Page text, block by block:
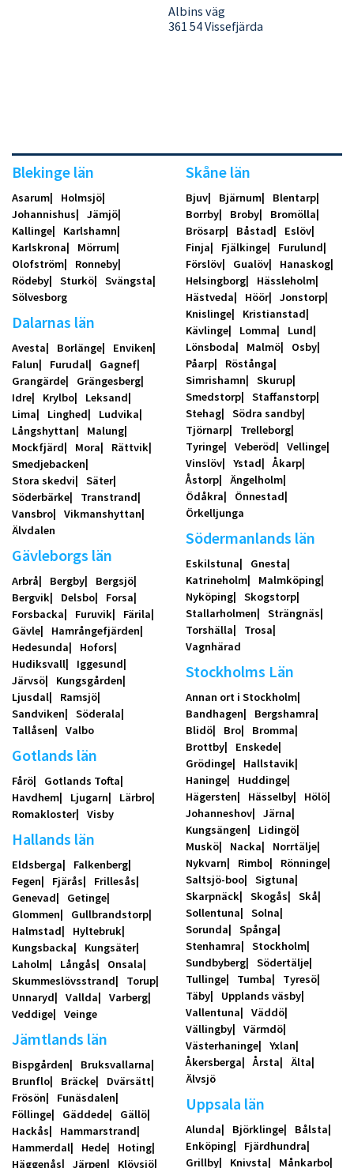
Albins väg
361 54 Vissefjärda
Blekinge län
Asarum
Holmsjö
Johannishus
Jämjö
Kallinge
Karlshamn
Karlskrona
Mörrum
Olofström
Ronneby
Rödeby
Sturkö
Svängsta
Sölvesborg
Dalarnas län
Avesta Borlänge
Enviken
Falun
Furudal
Gagnef
Grangärde
Grängesberg
Idre
Krylbo
Leksand
Lima
Linghed
Ludvika
Långshyttan
Malung
Mockfjärd
Mora
Rättvik
Smedjebacken
Stora skedvi
Säter
Söderbärke
Transtrand
Vansbro
Vikmanshyttan
Älvdalen
Gävleborgs län
Arbrå Bergby
Bergsjö
Bergvik
Delsbo
Forsa
Forsbacka
Furuvik
Färila
Gävle
Hamrångefjärden
Hedesunda
Hofors
Hudiksvall
Iggesund
Järvsö
Kungsgården
Ljusdal
Ramsjö
Sandviken
Söderala
Tallåsen
Valbo
Gotlands län
Fårö
Gotlands Tofta
Havdhem
Ljugarn
Lärbro
Romakloster
Visby
Hallands län
Eldsberga
Falkenberg
Fegen
Fjärås
Frillesås
Genevad
Getinge
Glommen
Gullbrandstorp
Halmstad
Hyltebruk
Kungsbacka
Kungsäter
Laholm
Långås
Onsala
Skummeslövsstrand
Torup
Unnaryd
Vallda
Varberg
Veddige
Veinge
Jämtlands län
Bispgården
Bruksvallarna
Brunflo
Bräcke
Dvärsätt
Frösön
Funäsdalen
Föllinge
Gäddede
Gällö
Hackås
Hammarstrand
Hammerdal
Hede
Hoting
Häggenås
Järpen Klövsjö
Skåne län
Bjuv Bjärnum
Blentarp
Borrby
Broby
Bromölla
Brösarp
Båstad
Eslöv
Finja
Fjälkinge
Furulund
Förslöv
Gualöv
Hanaskog
Helsingborg
Hässleholm
Hästveda
Höör
Jonstorp
Knislinge
Kristianstad
Kävlinge
Lomma
Lund
Lönsboda
Malmö
Osby
Påarp
Röstånga
Simrishamn
Skurup
Smedstorp
Staffanstorp
Stehag
Södra sandby
Tjörnarp
Trelleborg
Tyringe
Veberöd
Vellinge
Vinslöv
Ystad
Åkarp
Åstorp
Ängelholm
Ödåkra
Önnestad
Örkelljunga
Södermanlands län
Eskilstuna
Gnesta
Katrineholm
Malmköping
Nyköping
Skogstorp
Stallarholmen
Strängnäs
Torshälla
Trosa
Vagnhärad
Stockholms Län
Annan ort i Stockholm
Bandhagen
Bergshamra
Blidö
Bro
Bromma
Brottby
Enskede
Grödinge
Hallstavik
Haninge
Huddinge
Hägersten
Hässelby
Hölö
Johanneshov
Järna
Kungsängen
Lidingö
Muskö
Nacka
Norrtälje
Nykvarn
Rimbo
Rönninge
Saltsjö-boo
Sigtuna
Skarpnäck
Skogås
Skå
Sollentuna
Solna
Sorunda
Spånga
Stenhamra
Stockholm
Sundbyberg
Södertälje
Tullinge
Tumba
Tyresö
Täby
Upplands väsby
Vallentuna
Väddö
Vällingby
Värmdö
Västerhaninge
Yxlan
Åkersberga
Årsta
Älta
Älvsjö
Uppsala län
Alunda Björklinge
Bålsta
Enköping
Fjärdhundra
Grillby
Knivsta Månkarbo